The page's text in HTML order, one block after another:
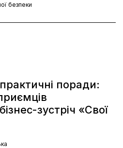
безпеки
практичні поради:
зустріч «Свої